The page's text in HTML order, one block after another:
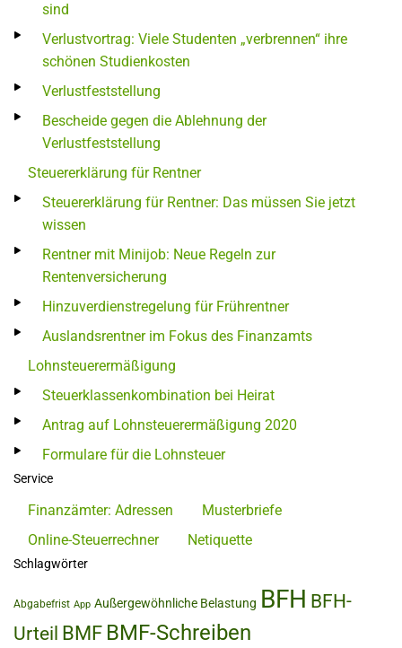
sind
Verlustvortrag: Viele Studenten „verbrennen“ ihre
schönen Studienkosten
Verlustfeststellung
Bescheide gegen die Ablehnung der
Verlustfeststellung
Steuererklärung für Rentner
Steuererklärung für Rentner: Das müssen Sie jetzt
wissen
Rentner mit Minijob: Neue Regeln zur
Rentenversicherung
Hinzuverdienstregelung für Frührentner
Auslandsrentner im Fokus des Finanzamts
Lohnsteuerermäßigung
Steuerklassenkombination bei Heirat
Antrag auf Lohnsteuerermäßigung 2020
Formulare für die Lohnsteuer
Service
Finanzämter: Adressen
Musterbriefe
Online-Steuerrechner
Netiquette
Schlagwörter
Abgabefrist App Außergewöhnliche Belastung BFH BFH-
Urteil BMF BMF-Schreiben